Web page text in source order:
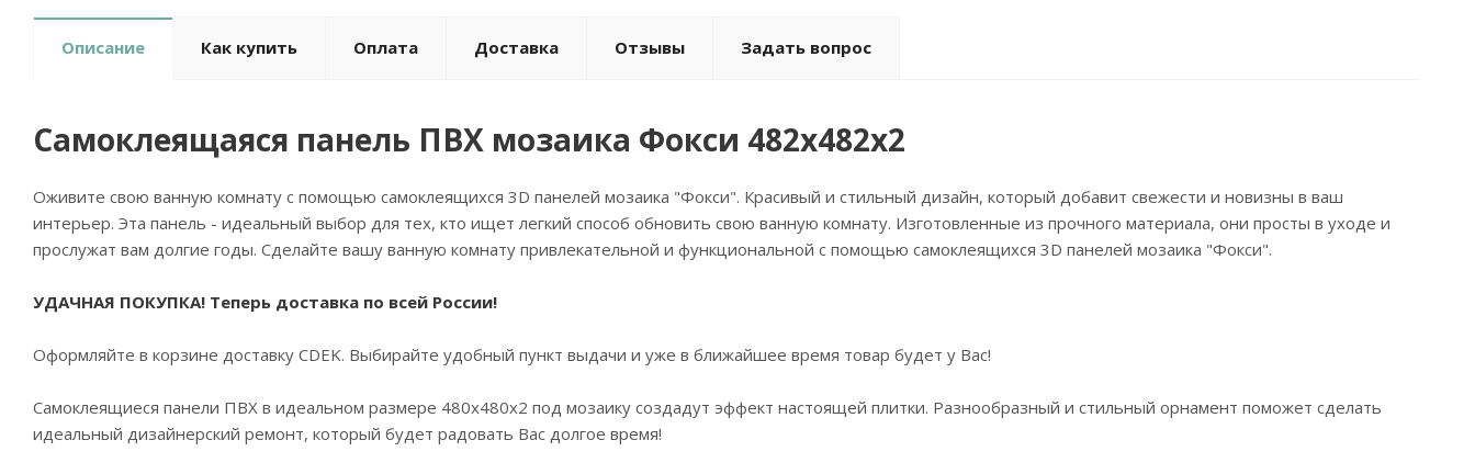
Описание Как купить Оплата Доставка Отзывы Задать вопрос
Самоклеящаяся панель ПВХ мозаика Фокси 482х482х2
Оживите свою ванную комнату с помощью самоклеящихся 3D панелей мозаика "Фокси". Красивый и стильный дизайн, который добавит свежести и новизны в ваш
интерьер. Эта панель - идеальный выбор для тех, кто ищет легкий способ обновить свою ванную комнату. Изготовленные из прочного материала, они просты в уходе и
прослужат вам долгие годы. Сделайте вашу ванную комнату привлекательной и функциональной с помощью самоклеящихся 3D панелей мозаика "Фокси".
УДАЧНАЯ ПОКУПКА! Теперь доставка по всей России!
Оформляйте в корзине доставку CDEK. Выбирайте удобный пункт выдачи и уже в ближайшее время товар будет у Вас!
Самоклеящиеся панели ПВХ в идеальном размере 480х480х2 под мозаику создадут эффект настоящей плитки. Разнообразный и стильный орнамент поможет сделать
идеальный дизайнерский ремонт, который будет радовать Вас долгое время!